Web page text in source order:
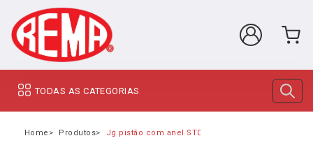
TODAS AS CATEGORIAS
Home Produtos Jg pistão com anel STD hyndai hr canaleta aço (